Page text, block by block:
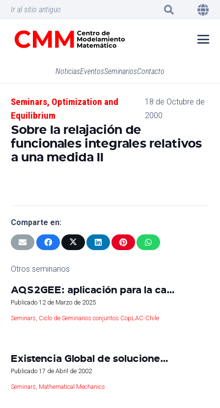
Ir al sitio antiguo
NoticiasEventosSeminariosContacto
Seminars, Optimization and
Equilibrium
18 de Octubre de
2000
Sobre la relajación de
funcionales integrales relativos
a una medida II
Comparte en:
Otros seminarios
AQS2GEE: aplicación para la ca…
Publicado12 de Marzo de 2025
Seminars Ciclo de Seminarios conjuntos CopLAC-Chile
Existencia Global de solucione…
Publicado17 de Abril de 2002
Seminars Mathematical Mechanics